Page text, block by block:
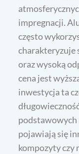
impregnacji.
często
charakteryzuje
oraz wysoką
cena jest
inwestycja ta
podstawowych
pojawiają się
kompozyty czy